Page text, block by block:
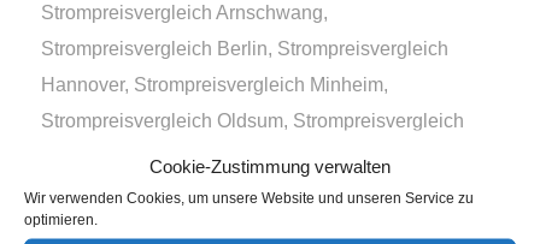
Cookie-Zustimmung verwalten
Wir verwenden Cookies, um unsere Website und unseren Service zu
optimieren.
Strompreisvergleich Arnschwang,
Strompreisvergleich Berlin, Strompreisvergleich
Hannover, Strompreisvergleich Minheim,
Strompreisvergleich Oldsum, Strompreisvergleich
Eintrag teilen